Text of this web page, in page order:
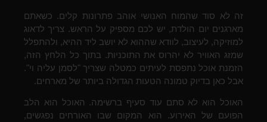
זה לא סוד שהמוח האנושי אוהב פתרונות קלים. כשאתם
מארגנים יום הולדת, יש לכם מספיק על הראש. צריך לדאוג
למוזיקה, לעיצוב, לוודא שההוא לא יושב ליד ההיא, ולהתפלל
שמזג האוויר לא יהרוס את התוכניות. בתוך כל הלחץ הזה,
הזמנת אוכל נתפסת לעיתים כמטלה שצריך "לסמן עליה וי".
אבל כאן בדיוק טמונה הטעות הגדולה ביותר של מארחים.
האוכל הוא לא סתם עוד סעיף ברשימה. האוכל הוא הלב
הפועם של האירוע. הוא המקום שבו האורחים נפגשים,